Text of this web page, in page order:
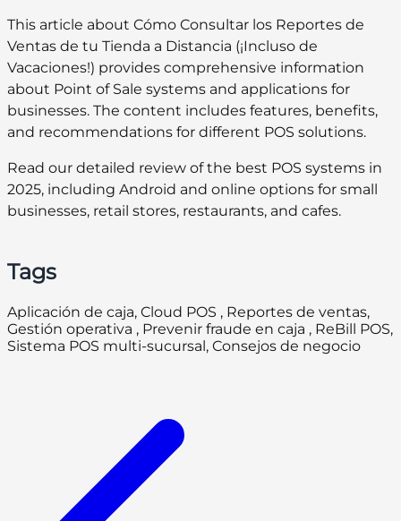
This article about Cómo Consultar los Reportes de
Ventas de tu Tienda a Distancia (¡Incluso de
Vacaciones!) provides comprehensive information
about Point of Sale systems and applications for
businesses. The content includes features, benefits,
and recommendations for different POS solutions.
Read our detailed review of the best POS systems in
2025, including Android and online options for small
businesses, retail stores, restaurants, and cafes.
Tags
Aplicación de caja, Cloud POS , Reportes de ventas,
Gestión operativa , Prevenir fraude en caja , ReBill POS,
Sistema POS multi-sucursal, Consejos de negocio